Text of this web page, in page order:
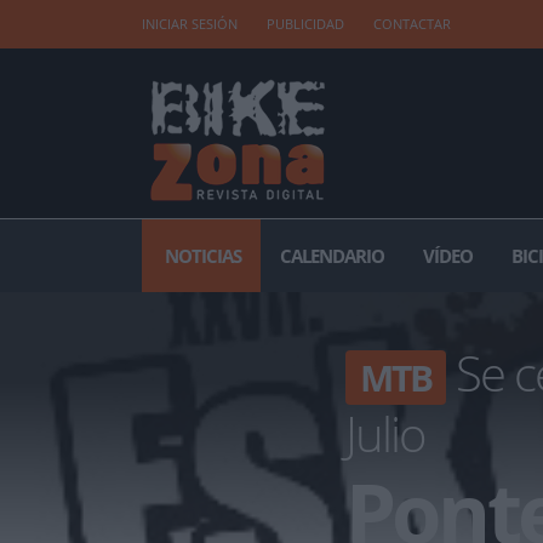
INICIAR SESIÓN PUBLICIDAD CONTACTAR
NOTICIAS CALENDARIO VÍDEO
MTB Se
Julio